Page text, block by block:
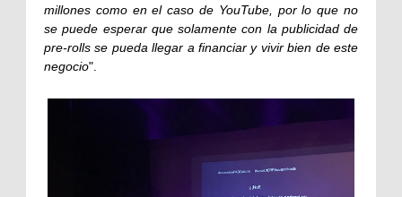
millones como en el caso de YouTube, por lo que no
se puede esperar que solamente con la publicidad de
pre-rolls se pueda llegar a financiar y vivir bien de este
negocio".